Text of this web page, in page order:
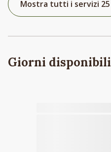
Mostra tutti i servizi 25
Giorni disponibili